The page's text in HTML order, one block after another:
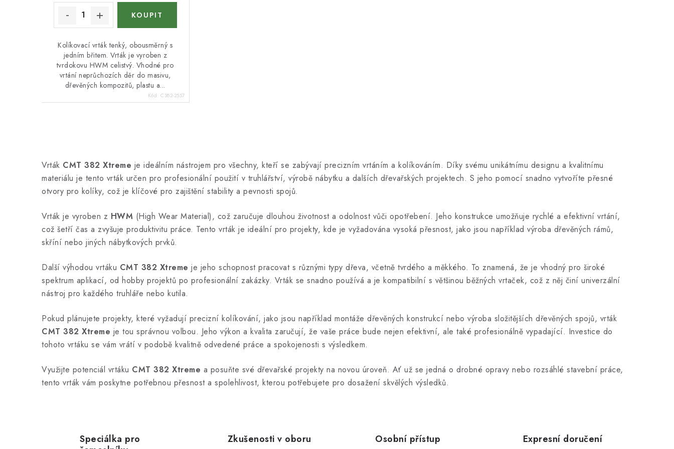
Kolíkovací vrták tenký, obousměrný s
jedním břitem. Vrták je vyroben z
tvrdokovu HWM celistvý. Vhodné pro
vrtání neprůchozích děr do masivu,
dřevěných kompozitů, plastu a...
Kód: C382-2557
v
l
á
d
a
c
p
r
k
y
ý
p
Vrták CMT 382 Xtreme je ideálním nástrojem pro všechny, kteří se zabývají precizním vrtáním a kolíkováním. Díky svému unikátnímu designu a kvalitnímu
materiálu je tento vrták určen pro profesionální použití v truhlářství, výrobě nábytku a dalších dřevařských projektech. S jeho pomocí snadno vytvoříte přesné
otvory pro kolíky, což je klíčové pro zajištění stability a pevnosti spojů.
Vrták je vyroben z HWM (High Wear Material), což zaručuje dlouhou životnost a odolnost vůči opotřebení. Jeho konstrukce umožňuje rychlé a efektivní vrtání,
což šetří čas a zvyšuje produktivitu práce. Tento vrták je ideální pro projekty, kde je vyžadována vysoká přesnost, jako jsou například výroba dřevěných rámů,
skříní nebo jiných nábytkových prvků.
Další výhodou vrtáku CMT 382 Xtreme je jeho schopnost pracovat s různými typy dřeva, včetně tvrdého a měkkého. To znamená, že je vhodný pro široké
spektrum aplikací, od hobby projektů po profesionální zakázky. Vrták se snadno používá a je kompatibilní s většinou běžných vrtaček, což z něj činí univerzální
nástroj pro každého truhláře nebo kutila.
Pokud plánujete projekty, které vyžadují precizní kolíkování, jako jsou například montáže dřevěných konstrukcí nebo výroba složitějších dřevěných spojů, vrták
CMT 382 Xtreme je tou správnou volbou. Jeho výkon a kvalita zaručují, že vaše práce bude nejen efektivní, ale také profesionálně vypadající. Investice do
tohoto vrtáku se vám vrátí v podobě kvalitně odvedené práce a spokojenosti s výsledkem.
Využijte potenciál vrtáku CMT 382 Xtreme a posuňte své dřevařské projekty na novou úroveň. Ať už se jedná o drobné opravy nebo rozsáhlé stavební práce,
tento vrták vám poskytne potřebnou přesnost a spolehlivost, kterou potřebujete pro dosažení skvělých výsledků.
Speciálka pro
Zkušenosti v oboru Osobní přístup Expresní doručení